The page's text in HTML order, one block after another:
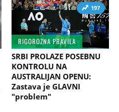
197
RIGOROZNA PRAVILA
SRBI PROLAZE POSEBNU
KONTROLU NA
AUSTRALIJAN OPENU:
Zastava je GLAVNI
"problem"